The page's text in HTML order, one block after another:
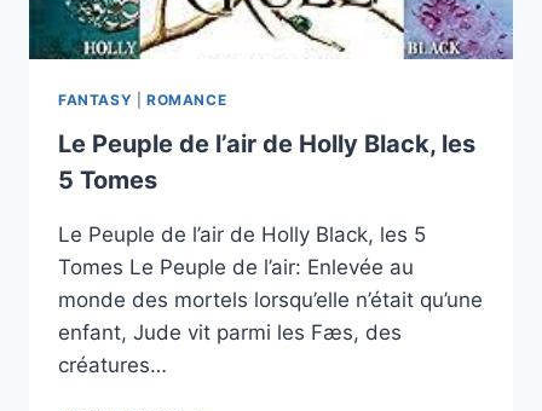
FANTASY ROMANCE
Le Peuple de l’air de Holly Black, les
5 Tomes
Le Peuple de l’air de Holly Black, les 5
Tomes Le Peuple de l’air: Enlevée au
monde des mortels lorsqu’elle n’était qu’une
enfant, Jude vit parmi les Fæs, des
créatures…